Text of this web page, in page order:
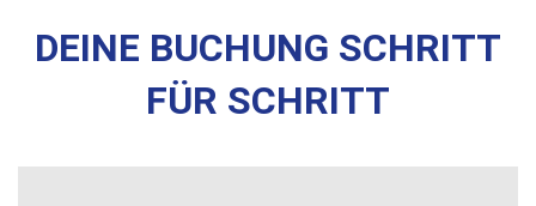
DEINE BUCHUNG SCHRITT
FÜR SCHRITT